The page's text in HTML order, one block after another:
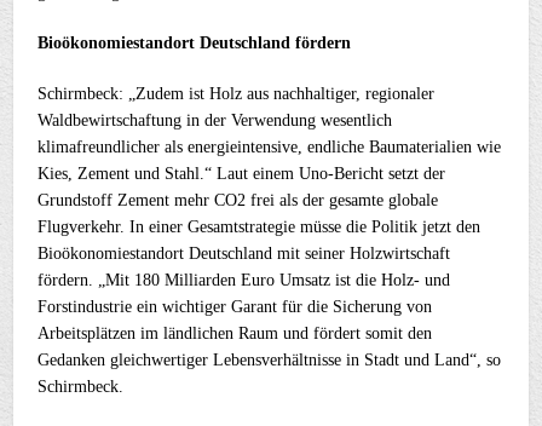
Bioökonomiestandort Deutschland fördern
Schirmbeck: „Zudem ist Holz aus nachhaltiger, regionaler
Waldbewirtschaftung in der Verwendung wesentlich
klimafreundlicher als energieintensive, endliche Baumaterialien wie
Kies, Zement und Stahl.“ Laut einem Uno-Bericht setzt der
Grundstoff Zement mehr CO2 frei als der gesamte globale
Flugverkehr. In einer Gesamtstrategie müsse die Politik jetzt den
Bioökonomiestandort Deutschland mit seiner Holzwirtschaft
fördern. „Mit 180 Milliarden Euro Umsatz ist die Holz- und
Forstindustrie ein wichtiger Garant für die Sicherung von
Arbeitsplätzen im ländlichen Raum und fördert somit den
Gedanken gleichwertiger Lebensverhältnisse in Stadt und Land“, so
Schirmbeck.